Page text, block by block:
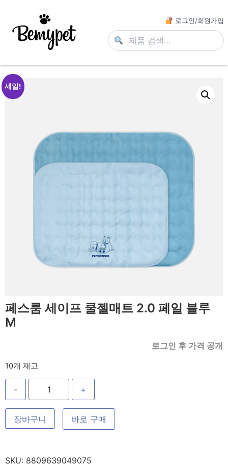
로그인/회원가입
세일!
페스룸 세이프 쿨젤매트 2.0 페일 블루
M
로그인 후 가격 공개
10개 재고
- +
장바구니 바로 구매
SKU: 8809639049075